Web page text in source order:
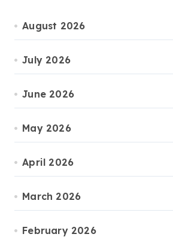
August 2026
July 2026
June 2026
May 2026
April 2026
March 2026
February 2026